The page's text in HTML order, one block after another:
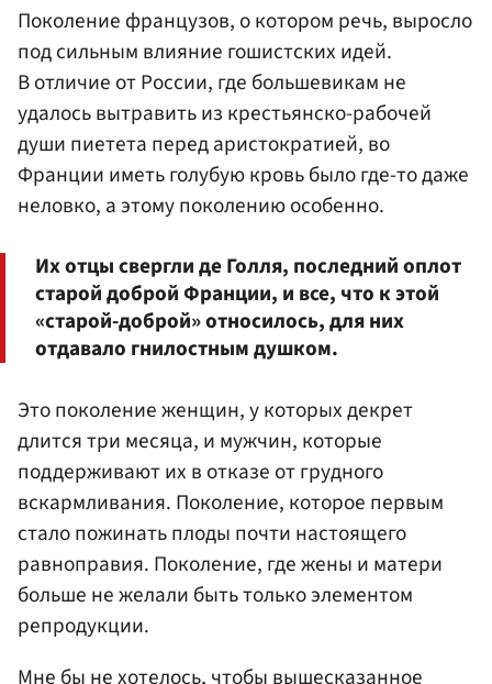
Поколение французов, о котором речь, выросло
под сильным влияние гошистских идей.
В отличие от России, где большевикам не
удалось вытравить из крестьянско-рабочей
души пиетета перед аристократией, во
Франции иметь голубую кровь было где-то даже
неловко, а этому поколению особенно.
Их отцы свергли де Голля, последний оплот
старой доброй Франции, и все, что к этой
«старой-доброй» относилось, для них
отдавало гнилостным душком.
Это поколение женщин, у которых декрет
длится три месяца, и мужчин, которые
поддерживают их в отказе от грудного
вскармливания. Поколение, которое первым
стало пожинать плоды почти настоящего
равноправия. Поколение, где жены и матери
больше не желали быть только элементом
репродукции.
Мне бы не хотелось, чтобы вышесказанное